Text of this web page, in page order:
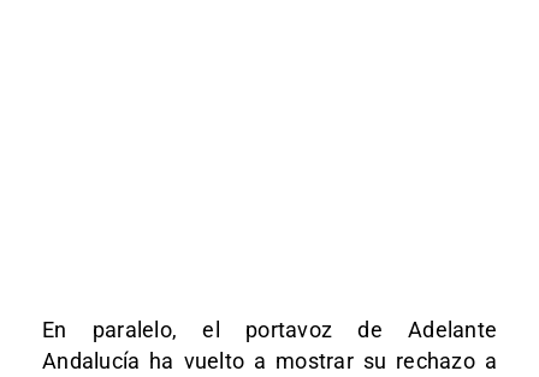
En paralelo, el portavoz de Adelante
Andalucía ha vuelto a mostrar su rechazo a